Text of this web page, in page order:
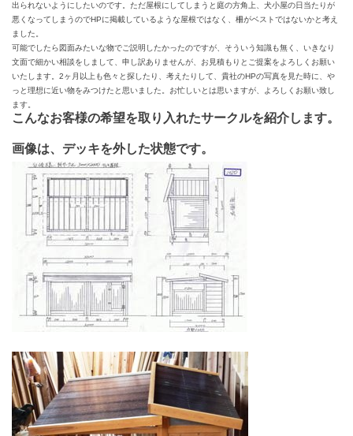
出られないようにしたいのです。ただ屋根にしてしまうと庭の方角上、犬小屋の日当たりが
悪くなってしまうのでHPに掲載しているような屋根ではなく、柵がベストではないかと考え
ました。
可能でしたら図面みたいな物でご説明したかったのですが、そういう知識も無く、いきなり
文面で細かい相談をしまして、申し訳ありませんが、お見積もりとご提案をよろしくお願い
いたします。 2ヶ月以上も色々と探したり、考えたりして、貴社のHPの写真を見た時に、や
っと理想に近い物をみつけたと思いました。お忙しいとは思いますが、よろしくお願い致し
ます。
こんなお客様の希望を取り入れたサークルを紹介します。
画像は、デッキを外した状態です。